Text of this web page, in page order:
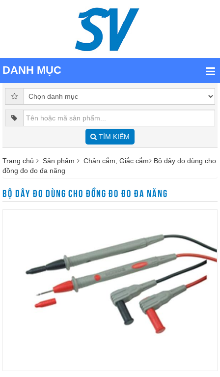
DANH MỤC
TÌM KIẾM
Trang chủ Sản phẩm Chân cắm, Giắc cắm
Bộ dây đo dùng cho
đồng đo đo đa năng
BỘ DÂY ĐO DÙNG CHO ĐỒNG ĐO ĐO ĐA NĂNG